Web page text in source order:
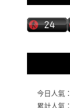
今日人氣：
累計人氣：